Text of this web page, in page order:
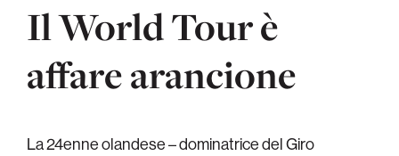
Il World Tour è
affare arancione
La 24enne olandese – dominatrice del Giro